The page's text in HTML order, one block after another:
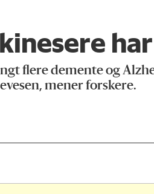
flere demente og
mener forskere.